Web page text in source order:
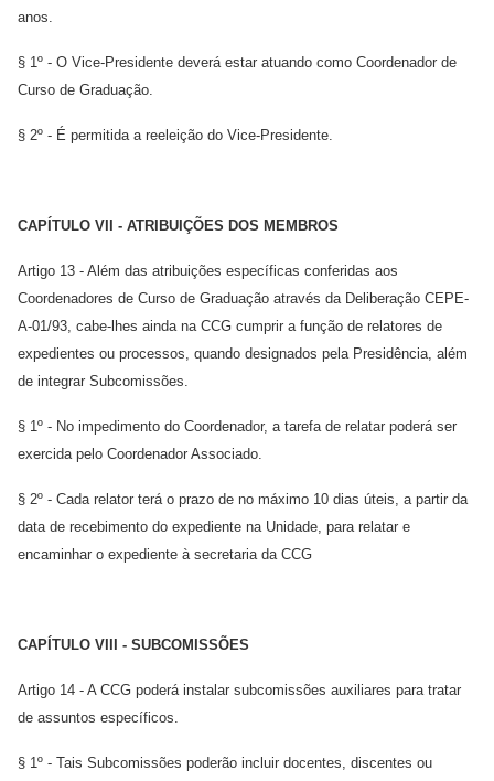
anos.
§ 1º - O Vice-Presidente deverá estar atuando como Coordenador de
Curso de Graduação.
§ 2º - É permitida a reeleição do Vice-Presidente.
CAPÍTULO VII - ATRIBUIÇÕES DOS MEMBROS
Artigo 13 - Além das atribuições específicas conferidas aos
Coordenadores de Curso de Graduação através da Deliberação CEPE-
A-01/93, cabe-lhes ainda na CCG cumprir a função de relatores de
expedientes ou processos, quando designados pela Presidência, além
de integrar Subcomissões.
§ 1º - No impedimento do Coordenador, a tarefa de relatar poderá ser
exercida pelo Coordenador Associado.
§ 2º - Cada relator terá o prazo de no máximo 10 dias úteis, a partir da
data de recebimento do expediente na Unidade, para relatar e
encaminhar o expediente à secretaria da CCG
CAPÍTULO VIII - SUBCOMISSÕES
Artigo 14 - A CCG poderá instalar subcomissões auxiliares para tratar
de assuntos específicos.
§ 1º - Tais Subcomissões poderão incluir docentes, discentes ou